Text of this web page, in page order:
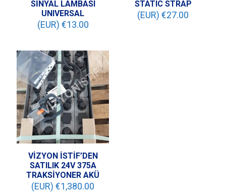
SİNYAL LAMBASI
UNIVERSAL
(EUR) €13.00
STATIC STRAP
(EUR) €27.00
VİZYON İSTİF’DEN
SATILIK 24V 375A
TRAKSİYONER AKÜ
(EUR) €1,380.00